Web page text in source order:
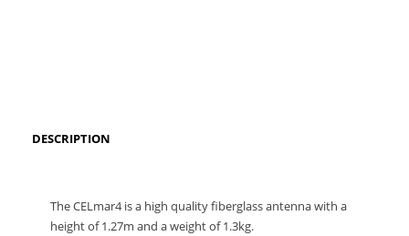
DESCRIPTION
The CELmar4 is a high quality fiberglass antenna with a
height of 1.27m and a weight of 1.3kg.